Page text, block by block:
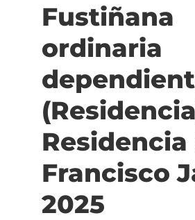
discapacidad
(Residencia)
Mini
Residencia
Hogar
Arrosadía
(Alta
intensidad)
2025
Fustiñana
ordinaria
Residencia
Francisco
2025